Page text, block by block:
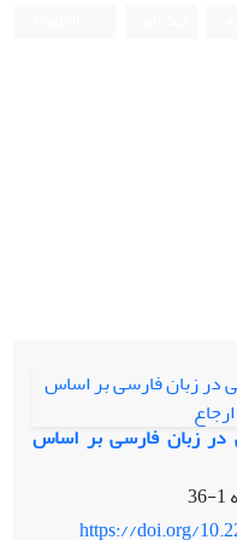
در زبان فارسی بر اساس
1-36
https://doi.org/